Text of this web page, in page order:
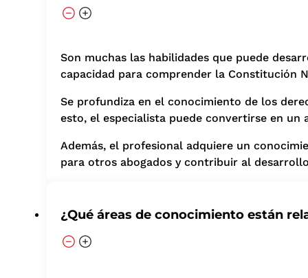
Son muchas las habilidades que puede
capacidad para comprender la Constitución
Se profundiza en el conocimiento de los
esto, el especialista puede convertirse en
Además, el profesional adquiere un
para otros abogados y contribuir al
¿Qué áreas de conocimiento están